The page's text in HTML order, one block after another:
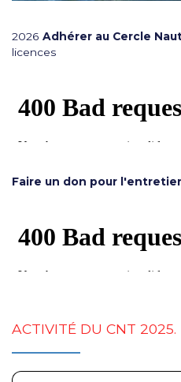
2026 Adhérer au Cercle
licences
Faire un don pour
ACTIVITÉ DU CNT 2025.